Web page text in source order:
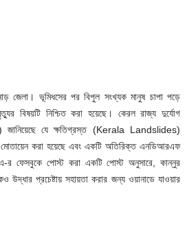
জেলা। ভূমিধসের পর বিপুল সংখ্যক মানুষ চাপা পড়ে
বিষয়টি নিশ্চিত করা হয়েছে। কেরল রাজ্য দুর্যোগ
জানিয়েছে যে ক্ষতিগ্রস্ত (Kerala Landslides)
করা হয়েছে এবং একটি অতিরিক্ত এনডিআরএফ
র ফেসবুকে পোস্ট করা একটি পোস্ট অনুসারে, কান্নুর
উদ্ধার প্রচেষ্টায় সহায়তা করার জন্য ওয়ানাডে যাওয়ার